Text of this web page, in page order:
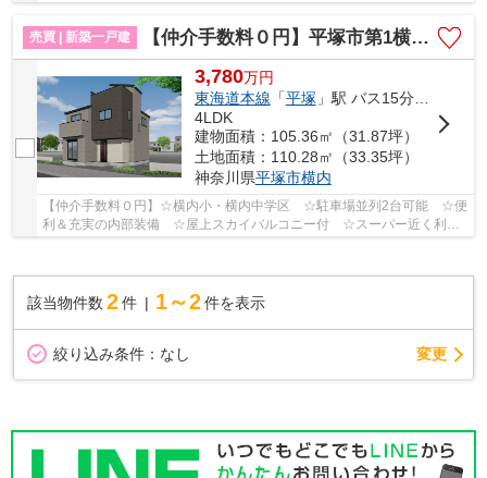
売買 | 新築一戸建
【仲介手数料０円】平塚市第1横内 新築一戸建て
3,780万円
東海道本線 「平塚 」駅 バス15分 「横内団地前」 停歩4分
4LDK
建物面積：105.36㎡（31.87坪）
土地面積：110.28㎡（33.35坪）
神奈川県平塚市横内
【仲介手数料０円】☆横内小・横内中学区 ☆駐車場並列2台可能 ☆便
利＆充実の内部装備 ☆屋上スカイバルコニー付 ☆スーパー近く利便
該当物件数 2件 1～2 件を表示
絞り込み条件： なし 変更